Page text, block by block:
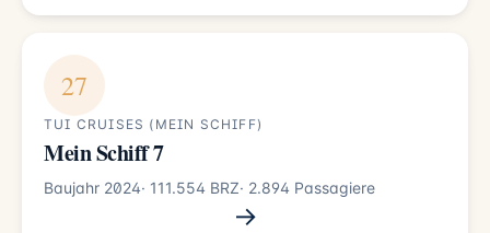
27
TUI CRUISES (MEIN SCHIFF)
Mein Schiff 7
Baujahr 2024· 111.554 BRZ· 2.894 Passagiere
→